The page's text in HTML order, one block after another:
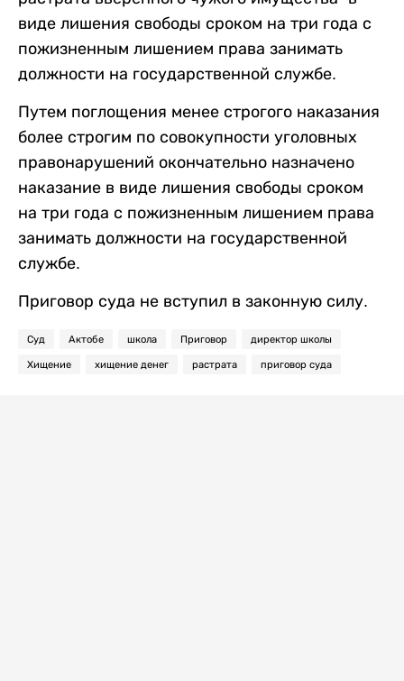
виде лишения свободы сроком на три года с
пожизненным лишением права занимать
должности на государственной службе.
Путем поглощения менее строгого наказания
более строгим по совокупности уголовных
правонарушений окончательно назначено
наказание в виде лишения свободы сроком
на три года с пожизненным лишением права
занимать должности на государственной
службе.
Приговор суда не вступил в законную силу.
Суд Актобе школа Приговор директор школы
Хищение хищение денег растрата приговор суда